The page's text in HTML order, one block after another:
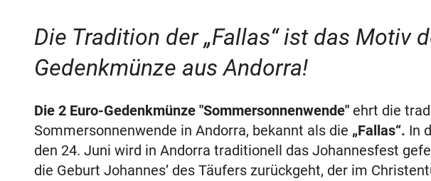
Die Tradition der „Fallas“ ist das Motiv
Gedenkmünze aus Andorra!
Die 2 Euro-Gedenkmünze "Sommersonnenwende" ehrt die
Sommersonnenwende in Andorra, bekannt als die „Fallas“. In
den 24. Juni wird in Andorra traditionell das Johannesfest
die Geburt Johannes’ des Täufers zurückgeht, der im